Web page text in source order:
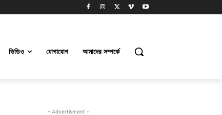
ভিডিও যোগাযোগ আমাদের সম্পর্কে
- Advertisment -